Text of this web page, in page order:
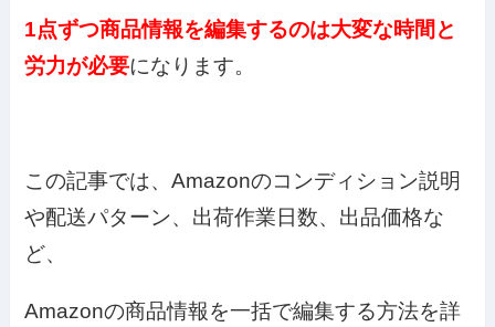
1点ずつ商品情報を編集するのは大変な時間と
労力が必要になります。
この記事では、Amazonのコンディション説明
や配送パターン、出荷作業日数、出品価格な
ど、
Amazonの商品情報を一括で編集する方法を詳